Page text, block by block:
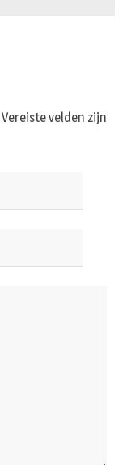
Vereiste velden zijn